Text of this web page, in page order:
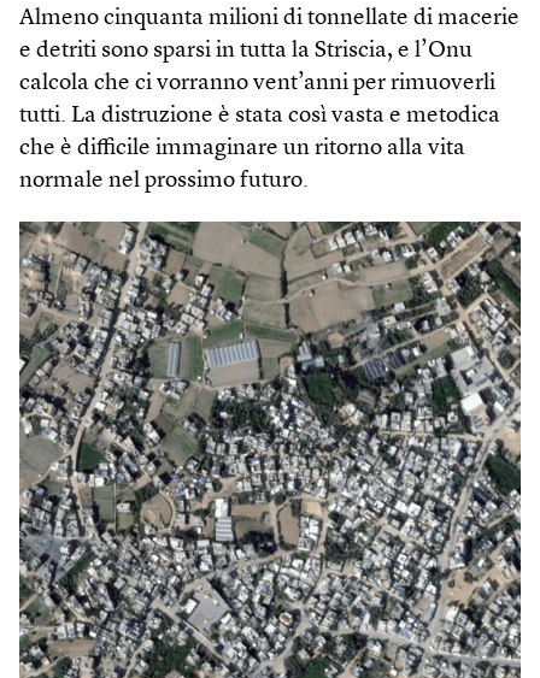
Almeno cinquanta milioni di tonnellate di macerie
e detriti sono sparsi in tutta la Striscia, e l’Onu
calcola che ci vorranno vent’anni per rimuoverli
tutti. La distruzione è stata così vasta e metodica
che è difficile immaginare un ritorno alla vita
normale nel prossimo futuro.